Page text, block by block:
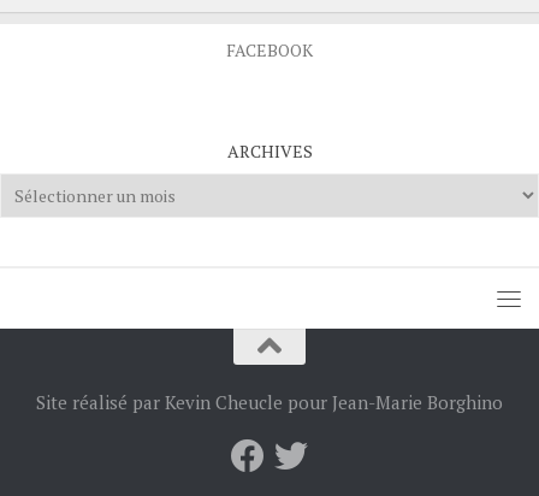
FACEBOOK
ARCHIVES
Archives
Site réalisé par Kevin Cheucle pour Jean-Marie Borghino